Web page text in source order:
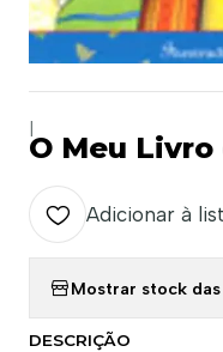
O Meu Livro
Adicionar à
Mostrar stock
DESCRIÇÃO